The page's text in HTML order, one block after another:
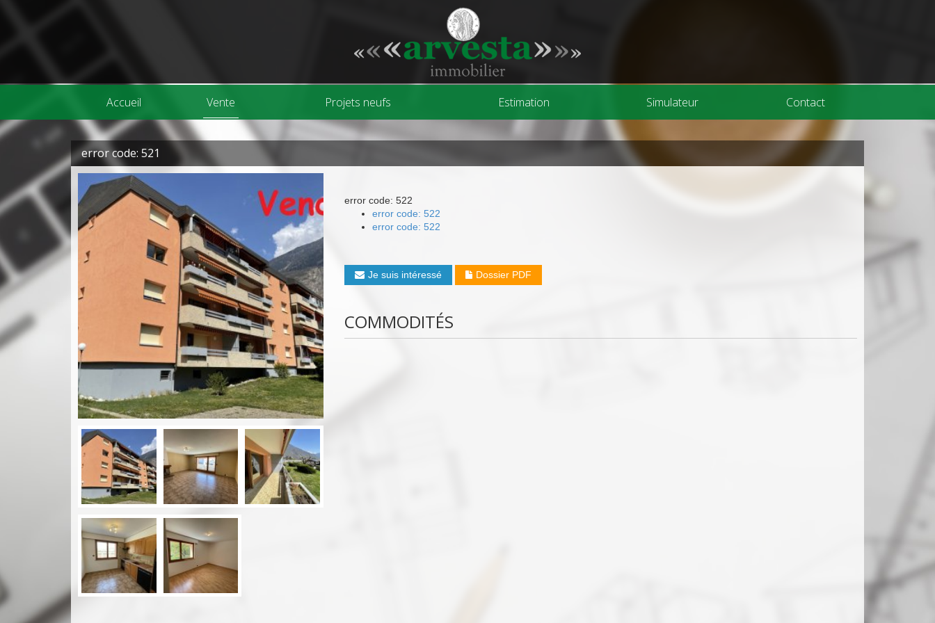
Accueil Vente Projets neufs Estimation Simulateur Contact
error code: 521
error code: 522
error code: 522
error code: 522
Je suis intéressé Dossier PDF
COMMODITÉS